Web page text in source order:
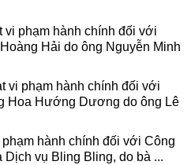
vi phạm hành chính đối với
Hải do ông Nguyễn Minh
vi phạm hành chính đối với
Hoa Hướng Dương do ông Lê
hành chính đối với Công
vụ Bling Bling, do bà ...